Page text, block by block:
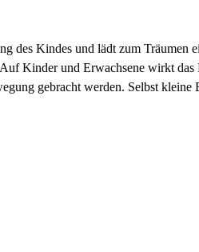
des Kindes und lädt zum Träumen
Kinder und Erwachsene wirkt das
gebracht werden. Selbst kleine